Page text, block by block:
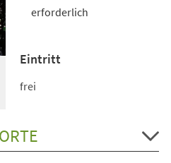
erforderlich
Eintritt
frei